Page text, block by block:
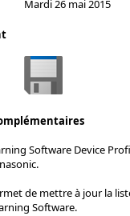
Mardi 26 mai 2015
Software Device
de mettre à jour la
Software.